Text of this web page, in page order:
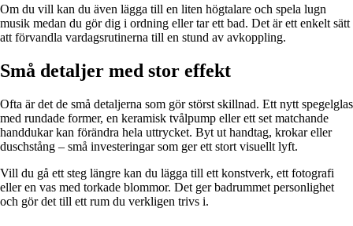
Om du vill kan du även lägga till en liten högtalare och spela lugn
musik medan du gör dig i ordning eller tar ett bad. Det är ett enkelt sätt
att förvandla vardagsrutinerna till en stund av avkoppling.
Små detaljer med stor effekt
Ofta är det de små detaljerna som gör störst skillnad. Ett nytt spegelglas
med rundade former, en keramisk tvålpump eller ett set matchande
handdukar kan förändra hela uttrycket. Byt ut handtag, krokar eller
duschstång – små investeringar som ger ett stort visuellt lyft.
Vill du gå ett steg längre kan du lägga till ett konstverk, ett fotografi
eller en vas med torkade blommor. Det ger badrummet personlighet
och gör det till ett rum du verkligen trivs i.